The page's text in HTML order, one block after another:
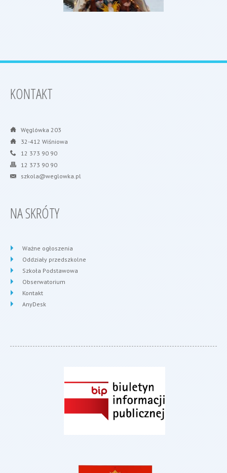
KONTAKT
Węglówka 203
32-412 Wiśniowa
12 373 90 90
12 373 90 90
szkola@weglowka.pl
NA SKRÓTY
Ważne ogłoszenia
Oddziały przedszkolne
Szkoła Podstawowa
Obserwatorium
Kontakt
AnyDesk